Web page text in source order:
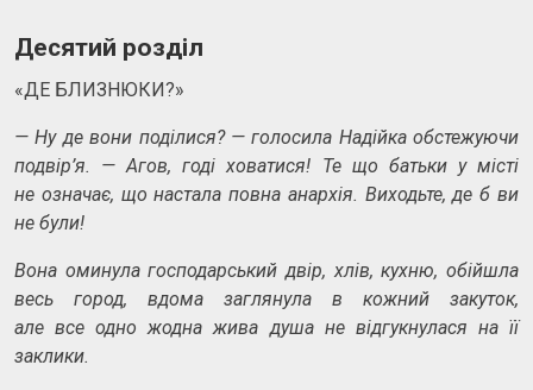
Десятий розділ
«ДЕ БЛИЗНЮКИ?»
— Ну де вони поділися?—голосила Надійка обстежуючи
подвір’я.
—Агов, годі ховатися! Те що батьки у місті
не означає, що настала повна анархія. Виходьте, де б ви
не були!
Вона оминула господарський двір, хлів, кухню, обійшла
весь город, вдома заглянула в
кожний закуток,
але все одно жодна жива душа не відгукнулася на її
заклики.